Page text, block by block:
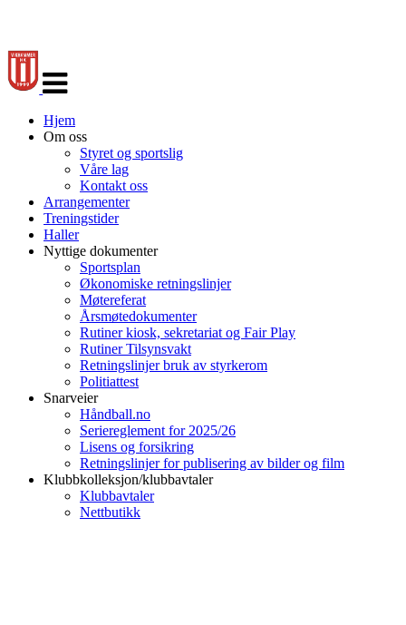
navigasjon
Hjem
Om oss
Styret og sportslig
Våre lag
Kontakt oss
Arrangementer
Treningstider
Haller
Nyttige dokumenter
Sportsplan
Økonomiske retningslinjer
Møtereferat
Årsmøtedokumenter
Rutiner kiosk, sekretariat og Fair Play
Rutiner Tilsynsvakt
Retningslinjer bruk av styrkerom
Politiattest
Snarveier
Håndball.no
Seriereglement for 2025/26
Lisens og forsikring
Retningslinjer for publisering av bilder og film
Klubbkolleksjon/klubbavtaler
Klubbavtaler
Nettbutikk